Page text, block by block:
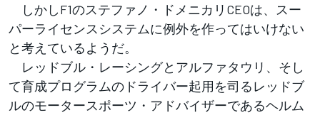
しかしF1のステファノ・ドメニカリCEOは、スー
パーライセンスシステムに例外を作ってはいけない
と考えているようだ。
レッドブル・レーシングとアルファタウリ、そし
て育成プログラムのドライバー起用を司るレッドブ
ルのモータースポーツ・アドバイザーであるヘルム